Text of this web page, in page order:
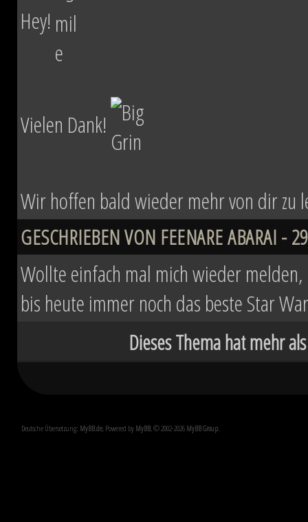
Hey!
Vielen Dank!
Wir hoffen bald wieder mehr von dir zu
GESCHRIEBEN VON FEENARE ABARAI -
Wollte einfach mal mich wieder
bis heute immer noch das beste Star
Dieses Thema hat mehr
Deutsche Übersetzung: MyBB.de, Powered by MyBB, © 2002-2026 MyBB Group.